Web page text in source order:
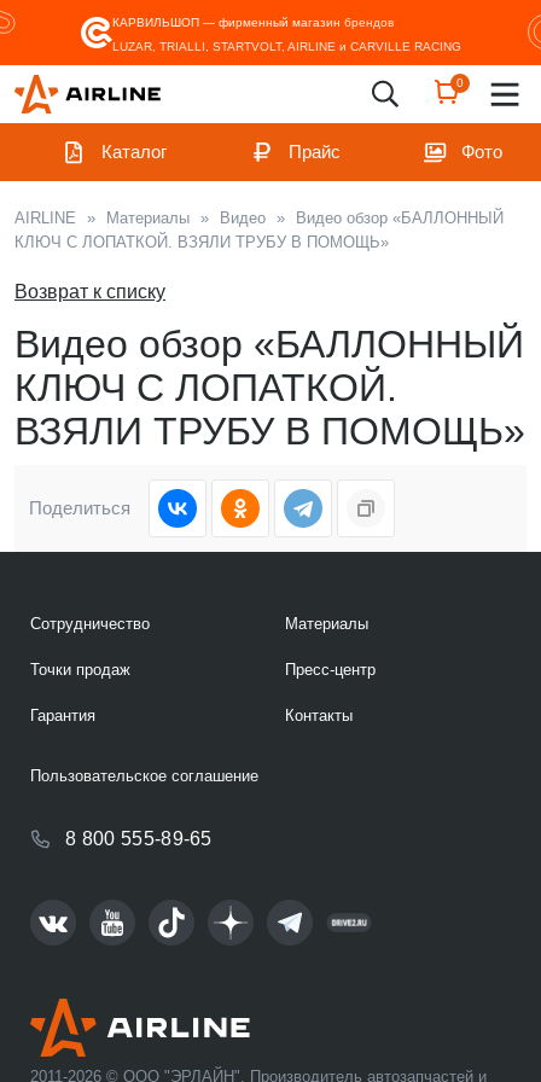
КАРВИЛЬШОП — фирменный магазин брендов
LUZAR, TRIALLI, STARTVOLT, AIRLINE и CARVILLE RACING
0
Каталог Прайс Фото
AIRLINE » Материалы » Видео »
Видео обзор «БАЛЛОННЫЙ
КЛЮЧ С ЛОПАТКОЙ. ВЗЯЛИ ТРУБУ В ПОМОЩЬ»
Возврат к списку
Видео обзор «БАЛЛОННЫЙ
КЛЮЧ С ЛОПАТКОЙ.
ВЗЯЛИ ТРУБУ В ПОМОЩЬ»
Поделиться
2011-2026 © ООО "ЭРЛАЙН". Производитель автозапчастей и
Сотрудничество
Точки продаж
Гарантия
Материалы
Пресс-центр
Контакты
8 800 555-89-65
Пользовательское соглашение